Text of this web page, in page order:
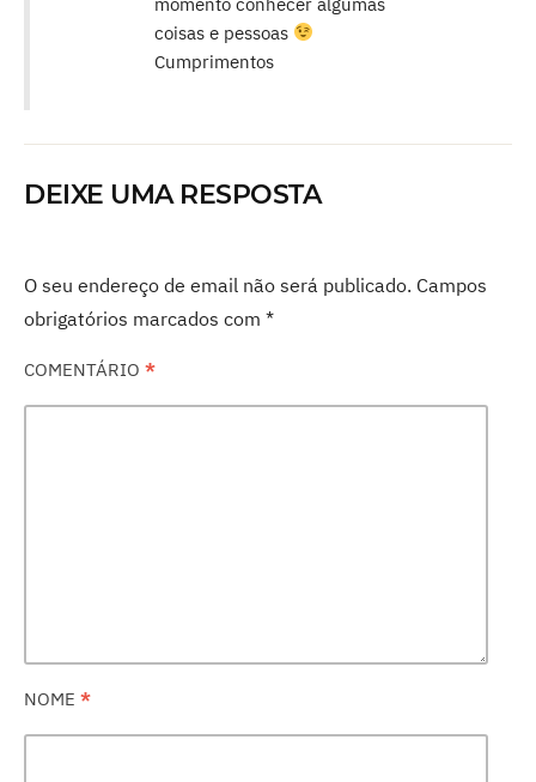
coisas e pessoas
Cumprimentos
DEIXE UMA RESPOSTA
O seu endereço de email não será publicado. Campos
obrigatórios marcados com *
COMENTÁRIO *
NOME *